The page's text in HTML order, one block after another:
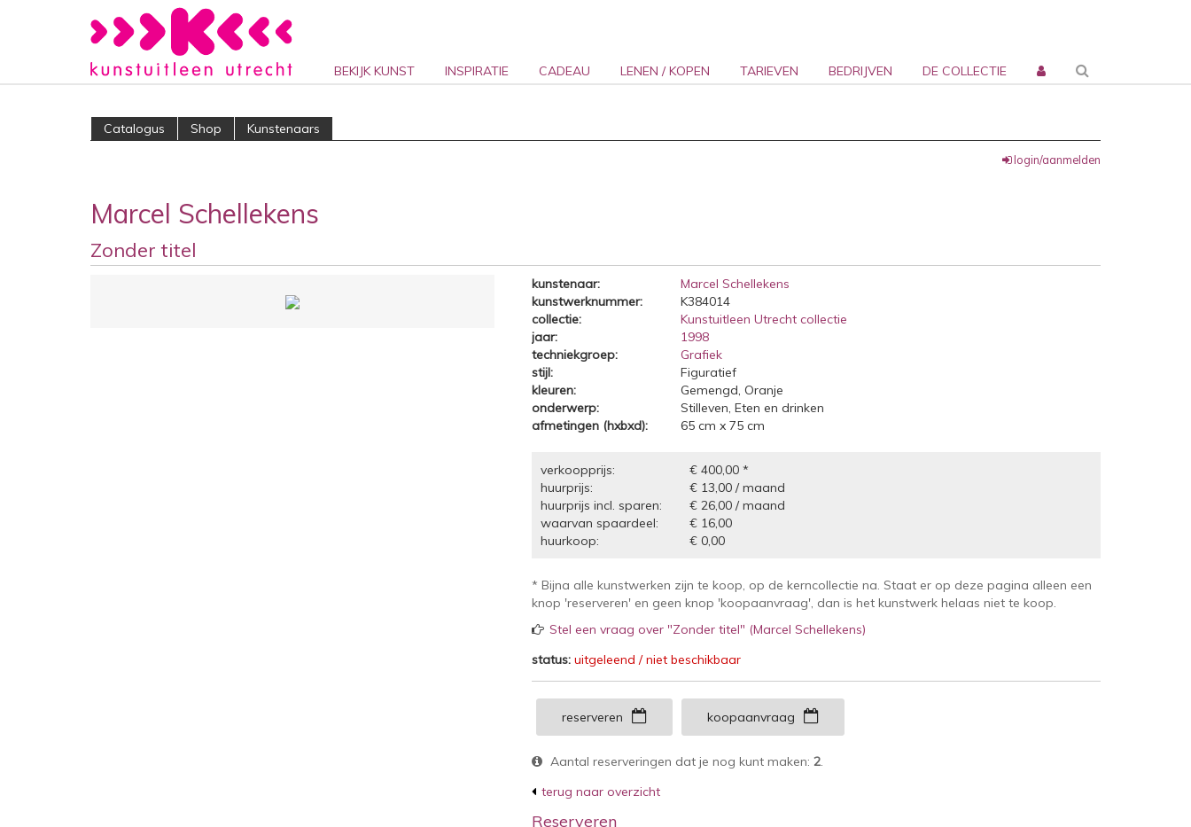
BEKIJK KUNST INSPIRATIE CADEAU LENEN / KOPEN TARIEVEN BEDRIJVEN DE COLLECTIE
Catalogus Shop Kunstenaars
login/aanmelden
Marcel Schellekens
Zonder titel
kunstenaar:
Marcel Schellekens
kunstwerknummer:
K384014
collectie:
Kunstuitleen Utrecht collectie
jaar:
1998
techniekgroep:
Grafiek
stijl:
Figuratief
kleuren:
Gemengd, Oranje
onderwerp:
Stilleven, Eten en drinken
afmetingen (hxbxd):
65 cm x 75 cm
verkoopprijs:
€ 400,00 *
huurprijs:
€ 13,00 / maand
huurprijs incl. sparen:
€ 26,00 / maand
waarvan spaardeel:
€ 16,00
huurkoop:
€ 0,00
* Bijna alle kunstwerken zijn te koop, op de kerncollectie na. Staat er op deze pagina alleen een
knop 'reserveren' en geen knop 'koopaanvraag', dan is het kunstwerk helaas niet te koop.
Stel een vraag over "Zonder titel" (Marcel Schellekens)
status: uitgeleend / niet beschikbaar
reserveren koopaanvraag
Aantal reserveringen dat je nog kunt maken: 2
terug naar overzicht
Reserveren